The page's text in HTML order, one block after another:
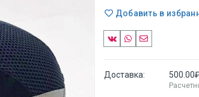
Добавить в
Доставка: